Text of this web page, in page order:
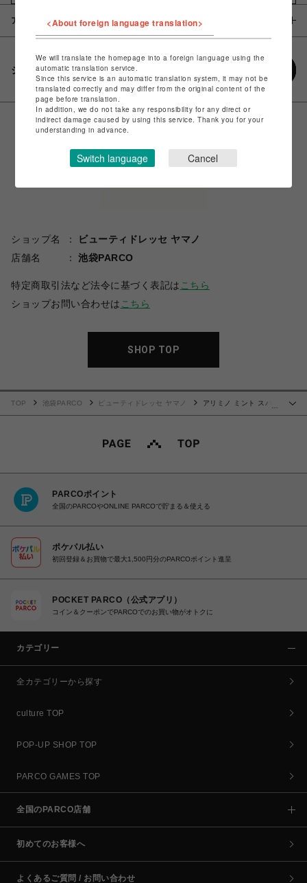
アイテム説明 / 素材
シェアする
ショップ名
ビューティドレッセ ヤマノ
店舗名
池袋PARCO
特定商取引法など法令に基づく表記は こちら
ショップお問い合わせは こちら
SHOP TOP
…
TOP 池袋PARCO ビューティドレッセ ヤマノ
アリミノ ミント スパー
PARCOポイント
全国のPARCOやONLINE PARCOで貯まる＆使える
ポケパル払い
初回登録＆お買物で最大1,500円分のPARCOポイント進呈
POCKET PARCO（公式アプリ）
コイン＆クーポンでPARCOでのお買い物がオトクに
カテゴリー
全カテゴリーから探す
culture TOP
POP-UP SHOP TOP
PARCO GAMES TOP
全国のPARCO店舗
初めてのお客様へ
よくあるご質問 / お問い合わせ
<About foreign language translation>
We will translate the homepage into a foreign language using the
automatic translation service.
Since this service is an automatic translation system, it may not be
translated correctly and may differ from the original content of the
page before translation.
In addition, we do not take any responsibility for any direct or
indirect damage caused by using this service. Thank you for your
understanding in advance.
Switch language Cancel